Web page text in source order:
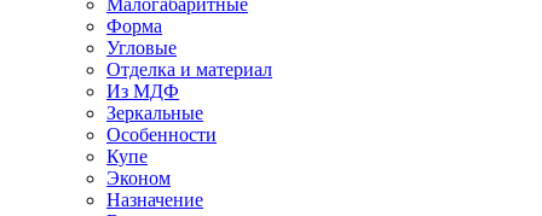
Малогабаритные
Форма
Угловые
Отделка и материал
Из МДФ
Зеркальные
Особенности
Купе
Эконом
Назначение